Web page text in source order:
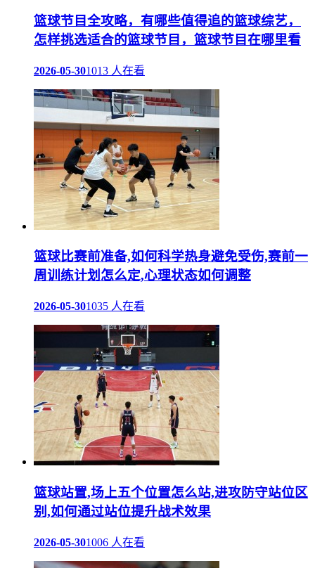
篮球节目全攻略，有哪些值得追的篮球综艺，
怎样挑选适合的篮球节目，篮球节目在哪里看
2026-05-301013 人在看
篮球比赛前准备,如何科学热身避免受伤,赛前一
周训练计划怎么定,心理状态如何调整
2026-05-301035 人在看
篮球站置,场上五个位置怎么站,进攻防守站位区
别,如何通过站位提升战术效果
2026-05-301006 人在看